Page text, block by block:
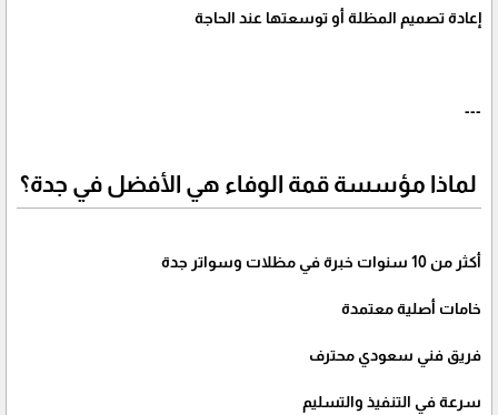
إعادة تصميم المظلة أو توسعتها عند الحاجة
---
لماذا مؤسسة قمة الوفاء هي الأفضل في جدة؟
أكثر من 10 سنوات خبرة في مظلات وسواتر جدة
خامات أصلية معتمدة
فريق فني سعودي محترف
سرعة في التنفيذ والتسليم